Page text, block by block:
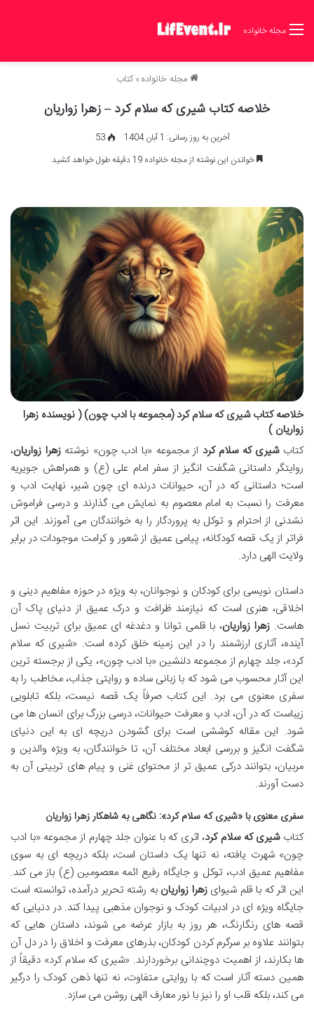
مجله خانواده
مجله خانواده» کتاب
خلاصه کتاب شیری که سلام کرد – زهرا زواریان
آخرین به روز رسانی: 1 آبان 1404
53
خواندن این نوشته از مجله خانواده 19 دقیقه طول خواهد کشید
خلاصه کتاب شیری که سلام کرد (مجموعه با ادب چون) ( نویسنده زهرا
زواریان )
کتابشیری که سلام کرد از مجموعه «با ادب چون» نوشتهزهرا زواریان،
روایتگر داستانی شگفت انگیز از سفر امام علی (ع) و همراهش جویریه
است؛ داستانی که در آن، حیوانات درنده ای چون شیر، نهایت ادب و
معرفت را نسبت به امام معصوم به نمایش می گذارند و درسی فراموش
نشدنی از احترام و توکل به پروردگار را به خوانندگان می آموزند. این اثر
فراتر از یک قصه کودکانه، پیامی عمیق از شعور و کرامت موجودات در برابر
ولایت الهی دارد.
داستان نویسی برای کودکان و نوجوانان، به ویژه در حوزه مفاهیم دینی و
اخلاقی، هنری است که نیازمند ظرافت و درک عمیق از دنیای پاک آن
هاست. زهرا زواریان، با قلمی توانا و دغدغه ای عمیق برای تربیت نسل
آینده، آثاری ارزشمند را در این زمینه خلق کرده است. «شیری که سلام
کرد»، جلد چهارم از مجموعه دلنشین «با ادب چون»، یکی از برجسته ترین
این آثار محسوب می شود که با زبانی ساده و روایتی جذاب، مخاطب را به
سفری معنوی می برد. این کتاب صرفاً یک قصه نیست، بلکه تابلویی
زیباست که در آن، ادب و معرفت حیوانات، درسی بزرگ برای انسان ها می
شود. این مقاله کوششی است برای گشودن دریچه ای به این دنیای
شگفت انگیز و بررسی ابعاد مختلف آن، تا خوانندگان، به ویژه والدین و
مربیان، بتوانند درکی عمیق تر از محتوای غنی و پیام های تربیتی آن به
دست آورند.
سفری معنوی با «شیری که سلام کرد»: نگاهی به شاهکار زهرا زواریان
کتابشیری که سلام کرد، اثری که با عنوان جلد چهارم از مجموعه «با ادب
چون» شهرت یافته، نه تنها یک داستان است، بلکه دریچه ای به سوی
مفاهیم عمیق ادب، توکل و جایگاه رفیع ائمه معصومین (ع) باز می کند.
این اثر که با قلم شیوایزهرا زواریان به رشته تحریر درآمده، توانسته است
جایگاه ویژه ای در ادبیات کودک و نوجوان مذهبی پیدا کند. در دنیایی که
قصه های رنگارنگ، هر روز به بازار عرضه می شوند، داستان هایی که
بتوانند علاوه بر سرگرم کردن کودکان، بذرهای معرفت و اخلاق را در دل آن
ها بکارند، از اهمیت دوچندانی برخوردارند. «شیری که سلام کرد» دقیقاً از
همین دسته آثار است که با روایتی متفاوت، نه تنها ذهن کودک را درگیر
می کند، بلکه قلب او را نیز با نور معارف الهی روشن می سازد.